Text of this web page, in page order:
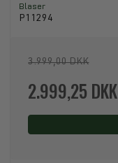
Blaser
P11294
3.999,00 DKK
2.999,25 DKK